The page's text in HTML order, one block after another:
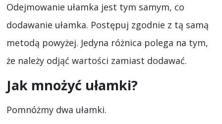
Odejmowanie ułamka jest tym samym, co
dodawanie ułamka. Postępuj zgodnie z tą samą
metodą powyżej. Jedyna różnica polega na tym,
że należy odjąć wartości zamiast dodawać.
Jak mnożyć ułamki?
Pomnóżmy dwa ułamki.